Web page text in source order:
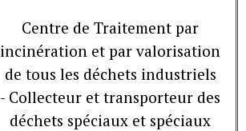
Centre de Traitement par
incinération et par valorisation
de tous les déchets industriels
- Collecteur et transporteur des
déchets spéciaux et spéciaux